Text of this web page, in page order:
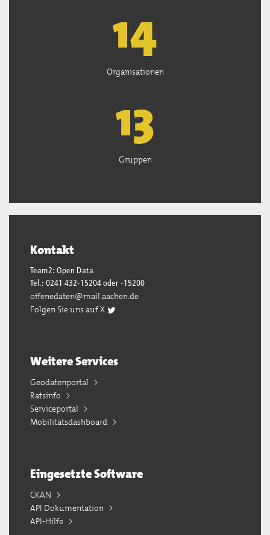
15
Organisationen
13
Gruppen
Kontakt
Team2: Open Data
Tel.: 0241 432-15204 oder -15200
offenedaten@mail.aachen.de
Folgen Sie uns auf X
Weitere Services
Geodatenportal
Ratsinfo
Serviceportal
Mobilitätsdashboard
Eingesetzte Software
CKAN
API Dokumentation
API-Hilfe